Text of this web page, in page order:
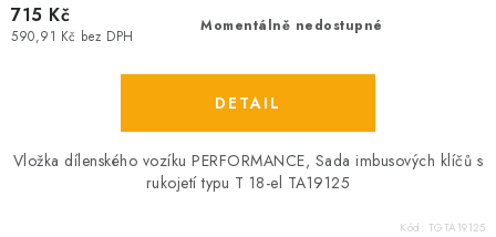
Momentálně nedostupné
590,91 Kč bez DPH
715 Kč
Vložka dílenského vozíku PERFORMANCE, Sada imbusových klíčů s
rukojetí typu T 18-el TA19125
Kód: TGTA19125